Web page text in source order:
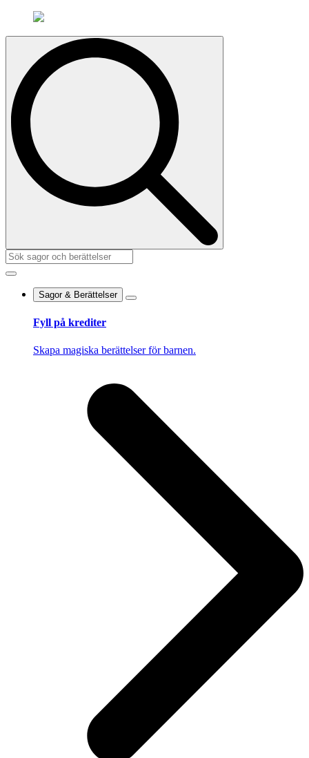
Search
Sagor & Berättelser
Fyll på krediter
Skapa magiska berättelser för barnen.